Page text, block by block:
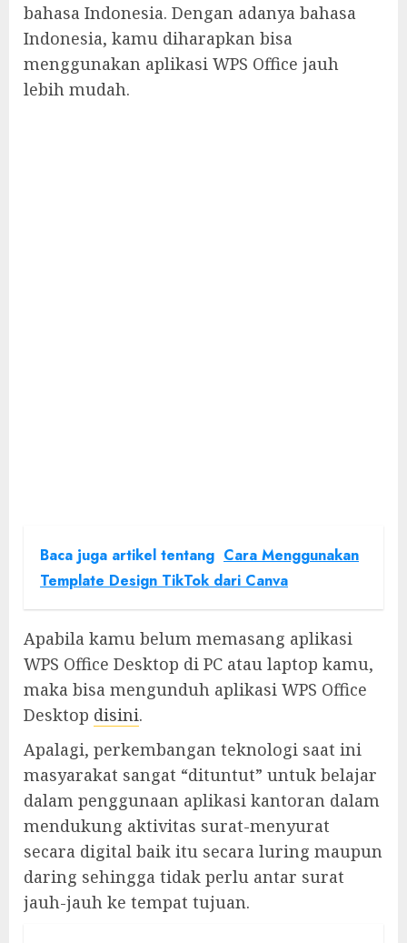
bahasa Indonesia. Dengan adanya bahasa
Indonesia, kamu diharapkan bisa
menggunakan aplikasi WPS Office jauh
lebih mudah.
Baca juga artikel tentang Cara Menggunakan
Template Design TikTok dari Canva
Apabila kamu belum memasang aplikasi
WPS Office Desktop di PC atau laptop kamu,
maka bisa mengunduh aplikasi WPS Office
Desktop disini.
Apalagi, perkembangan teknologi saat ini
masyarakat sangat “dituntut” untuk belajar
dalam penggunaan aplikasi kantoran dalam
mendukung aktivitas surat-menyurat
secara digital baik itu secara luring maupun
daring sehingga tidak perlu antar surat
jauh-jauh ke tempat tujuan.